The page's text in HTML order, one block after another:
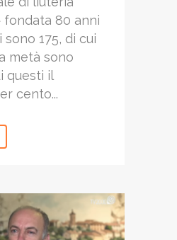
fondata 80 anni
175, di cui
metà sono
questi il
cento...